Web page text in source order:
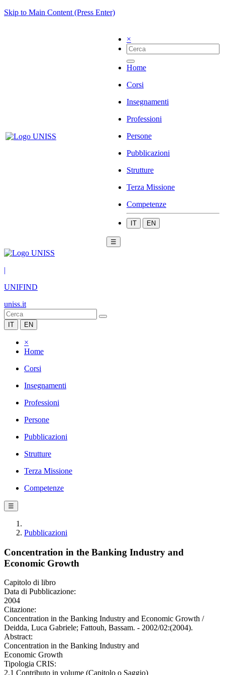
Skip to Main Content (Press Enter)
×
Home
Corsi
Insegnamenti
Professioni
Persone
Pubblicazioni
Strutture
Terza Missione
Competenze
IT EN
☰
|
UNIFIND
uniss.it
IT EN
×
Home
Corsi
Insegnamenti
Professioni
Persone
Pubblicazioni
Strutture
Terza Missione
Competenze
☰
Pubblicazioni
Concentration in the Banking Industry and
Economic Growth
Capitolo di libro
Data di Pubblicazione:
2004
Citazione:
Concentration in the Banking Industry and Economic Growth /
Deidda, Luca Gabriele; Fattouh, Bassam. - 2002/02:(2004).
Abstract:
Concentration in the Banking Industry and
Economic Growth
Tipologia CRIS:
2.1 Contributo in volume (Capitolo o Saggio)